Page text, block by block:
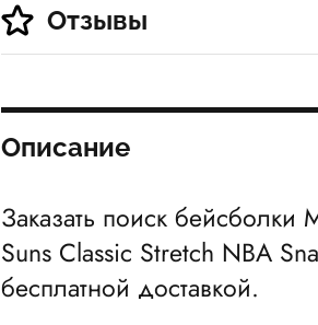
Отзывы
Описание
Заказать поиск бейсболки
Suns Classic Stretch NBA
бесплатной доставкой.